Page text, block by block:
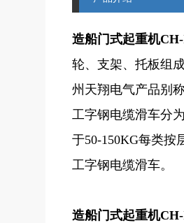
造船门式起重机
轮、支架、托板组
州天翔电气产品别
工字钢电缆滑车分
于50-150KG每类按
工字钢电缆滑车。
造船门式起重机